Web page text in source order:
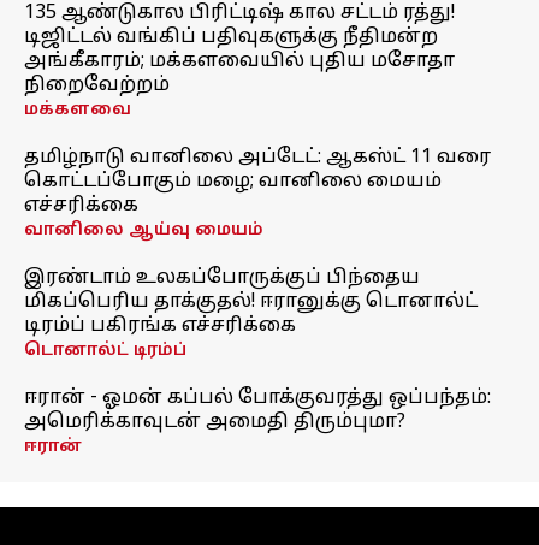
135 ஆண்டுகால பிரிட்டிஷ் கால சட்டம் ரத்து!
டிஜிட்டல் வங்கிப் பதிவுகளுக்கு நீதிமன்ற
அங்கீகாரம்; மக்களவையில் புதிய மசோதா
நிறைவேற்றம்
மக்களவை
தமிழ்நாடு வானிலை அப்டேட்: ஆகஸ்ட் 11 வரை
கொட்டப்போகும் மழை; வானிலை மையம்
எச்சரிக்கை
வானிலை ஆய்வு மையம்
இரண்டாம் உலகப்போருக்குப் பிந்தைய
மிகப்பெரிய தாக்குதல்! ஈரானுக்கு டொனால்ட்
டிரம்ப் பகிரங்க எச்சரிக்கை
டொனால்ட் டிரம்ப்
ஈரான் - ஓமன் கப்பல் போக்குவரத்து ஒப்பந்தம்:
அமெரிக்காவுடன் அமைதி திரும்புமா?
ஈரான்